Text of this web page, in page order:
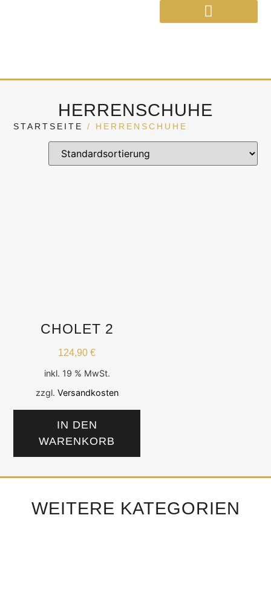
HERRENSCHUHE
STARTSEITE / HERRENSCHUHE
CHOLET 2
124,90€
inkl. 19 % MwSt.
zzgl. Versandkosten
IN DEN
WARENKORB
WEITERE KATEGORIEN